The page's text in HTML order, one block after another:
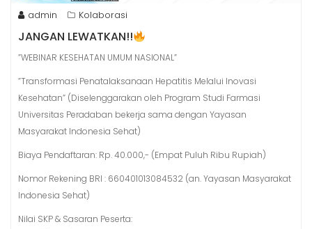
admin Kolaborasi
JANGAN LEWATKAN!!
”WEBINAR KESEHATAN UMUM NASIONAL”
”Transformasi Penatalaksanaan Hepatitis Melalui Inovasi
Kesehatan” (Diselenggarakan oleh Program Studi Farmasi
Universitas Peradaban bekerja sama dengan Yayasan
Masyarakat Indonesia Sehat)
Biaya Pendaftaran: Rp. 40.000,- (Empat Puluh Ribu Rupiah)
Nomor Rekening BRI : 660401013084532 (an. Yayasan Masyarakat
Indonesia Sehat)
Nilai SKP & Sasaran Peserta: